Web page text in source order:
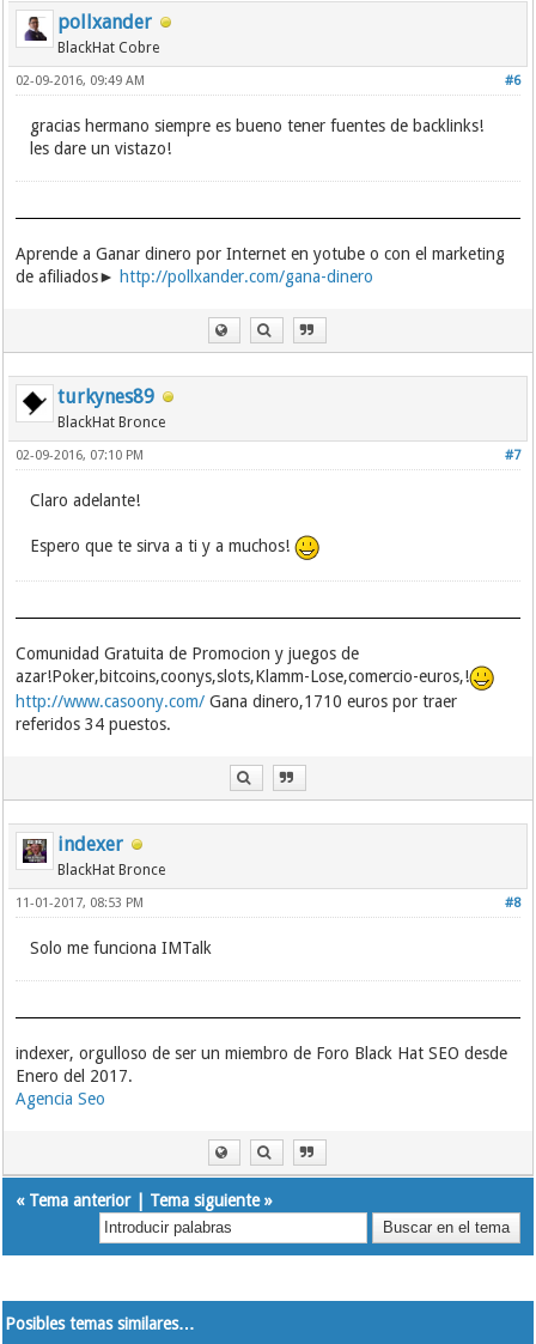
pollxander
BlackHat Cobre
#6
02-09-2016, 09:49 AM
gracias hermano siempre es bueno tener fuentes de backlinks!
les dare un vistazo!
Aprende a Ganar dinero por Internet en yotube o con el marketing
de afiliados► http://pollxander.com/gana-dinero
turkynes89
BlackHat Bronce
#7
02-09-2016, 07:10 PM
Claro adelante!
Espero que te sirva a ti y a muchos!
Comunidad Gratuita de Promocion y juegos de
azar!Poker,bitcoins,coonys,slots,Klamm-Lose,comercio-euros,!
http://www.casoony.com/ Gana dinero,1710 euros por traer
referidos 34 puestos.
indexer
BlackHat Bronce
#8
11-01-2017, 08:53 PM
Solo me funciona IMTalk
indexer, orgulloso de ser un miembro de Foro Black Hat SEO desde
Enero del 2017.
Agencia Seo
« Tema anterior| Tema siguiente»
Posibles temas similares…